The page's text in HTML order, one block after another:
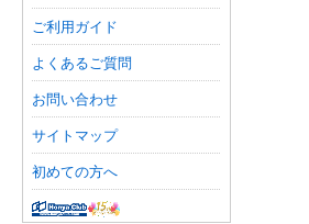
ご利用ガイド
よくあるご質問
お問い合わせ
サイトマップ
初めての方へ